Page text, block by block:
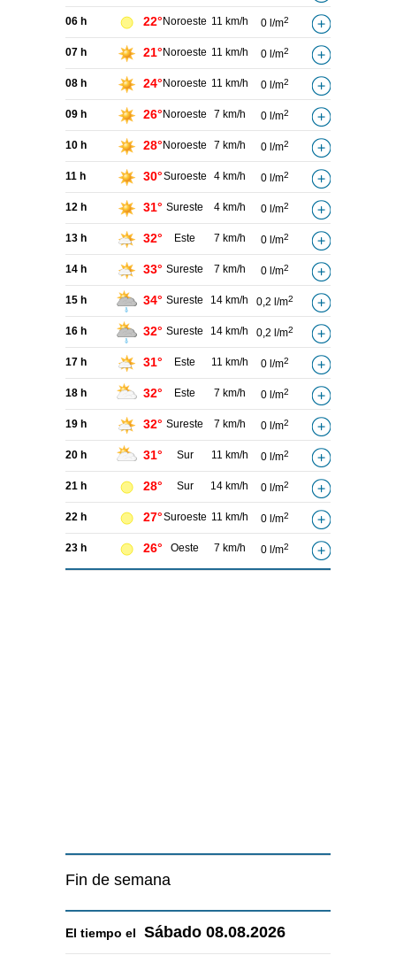
06 h 22° Noroeste 11 km/h 0 l/m2
07 h 21° Noroeste 11 km/h 0 l/m2
08 h 24° Noroeste 11 km/h 0 l/m2
09 h 26° Noroeste 7 km/h 0 l/m2
10 h 28° Noroeste 7 km/h 0 l/m2
11 h 30°Suroeste 4 km/h 0 l/m2
12 h 31° Sureste 4 km/h 0 l/m2
13 h 32° Este 7 km/h 0 l/m2
14 h 33° Sureste 7 km/h 0 l/m2
15 h 34° Sureste 14 km/h 0,2 l/m2
16 h 32° Sureste 14 km/h 0,2 l/m2
17 h 31° Este 11 km/h 0 l/m2
18 h 32° Este 7 km/h 0 l/m2
19 h 32° Sureste 7 km/h 0 l/m2
20 h 31° Sur 11 km/h 0 l/m2
21 h 28° Sur 14 km/h 0 l/m2
22 h 27°Suroeste 11 km/h 0 l/m2
23 h 26° Oeste 7 km/h 0 l/m2
Fin de semana
El tiempo el Sábado 08.08.2026